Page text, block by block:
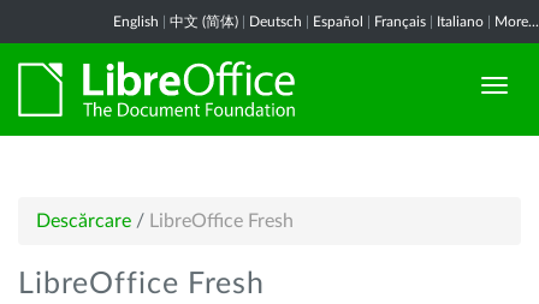
English 中文 (简体) Deutsch Español Français Italiano More...
Descărcare / LibreOffice Fresh
LibreOffice Fresh